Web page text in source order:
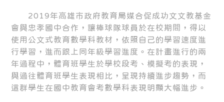
2019年高雄市政府教育局媒合促成功文文教基金
會與忠孝國中合作，讓棒球隊球員於在校期間，得以
使用公文式教育數學科教材，依照自己的學習速度進
行學習，進而跟上同年級學習進度。在計畫進行的兩
年過程中，體育班學生於學校段考、模擬考的表現，
與過往體育班學生表現相比，呈現持續進步趨勢，而
這群學生在國中教育會考數學科表現明顯大幅進步。